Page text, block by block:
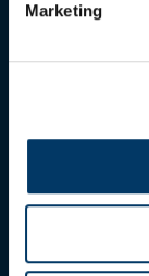
Marketing
Genoa Cricket and
Via Ronchi 67, 16155
Iscritto al Registro
maggio 2025
C.F. 80033270101
CONTATTI